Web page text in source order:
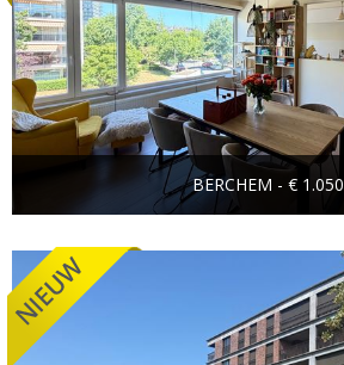
BERCHEM - € 1.050